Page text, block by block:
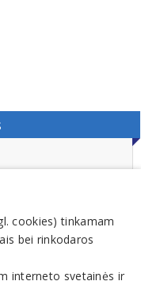
cookies) tinkamam
bei rinkodaros
interneto svetainės ir